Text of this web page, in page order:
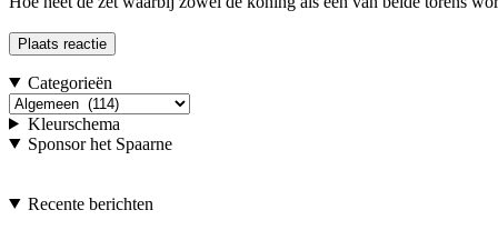
Categorieën
Categorieën
Kleurschema
Sponsor het Spaarne
Recente berichten